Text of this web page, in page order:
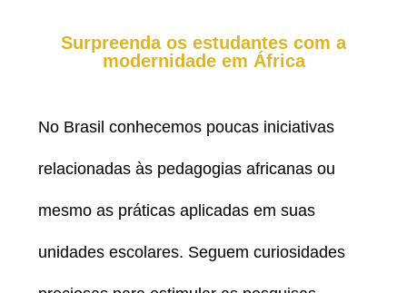
Surpreenda os estudantes com a
modernidade em África
No Brasil conhecemos poucas iniciativas
relacionadas às pedagogias africanas ou
mesmo as práticas aplicadas em suas
unidades escolares. Seguem curiosidades